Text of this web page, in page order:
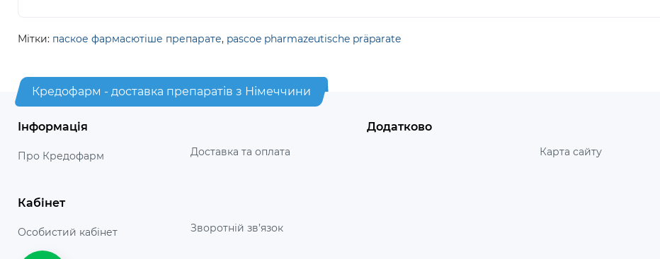
Мітки: паское фармасютіше препарате, pascoe pharmazeutische präparate
Кредофарм - доставка препаратів з Німеччини
Інформація
Про Кредофарм Доставка та оплата
Додатково
Карта сайту
Кабінет
Особистий кабінет Зворотній зв’язок